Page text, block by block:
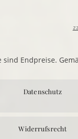
sind Endpreise.
Datenschutz
Widerrufsrecht